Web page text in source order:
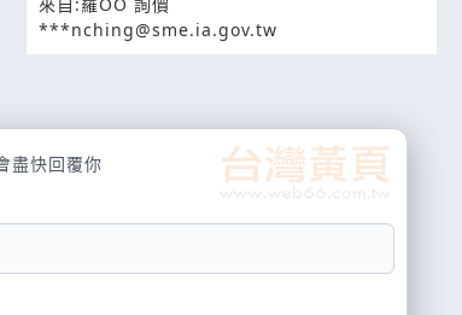
***nching@sme.ia.gov.tw
盡快回覆你